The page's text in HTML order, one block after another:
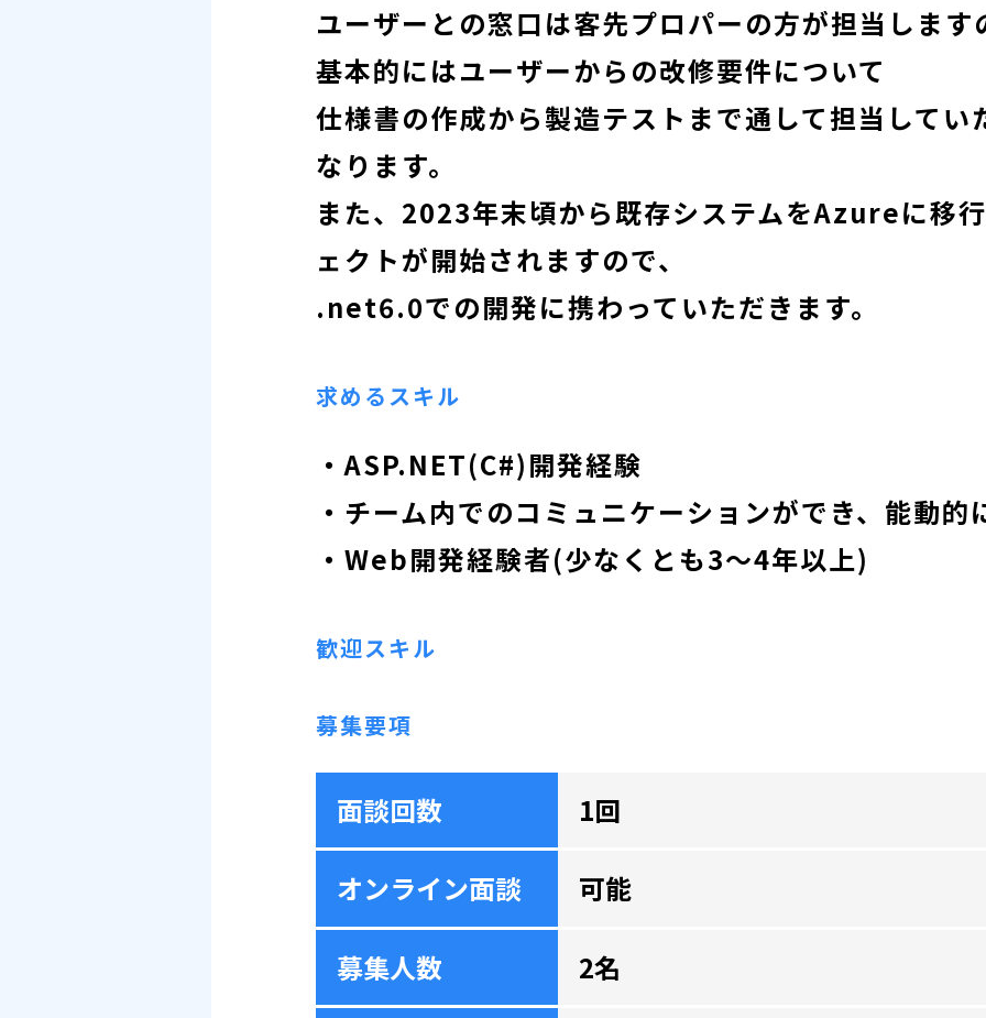
ユーザーとの窓口は客先プロパーの方が担当します
基本的にはユーザーからの改修要件について
仕様書の作成から製造テストまで通して担当してい
なります。
また、2023年末頃から既存システムをAzureに移
ェクトが開始されますので、
.net6.0での開発に携わっていただきます。
求めるスキル
・ASP.NET(C#)開発経験
・チーム内でのコミュニケーションができ、能動的
・Web開発経験者(少なくとも3～4年以上)
歓迎スキル
募集要項
面談回数 1回
オンライン面談 可能
募集人数 2名